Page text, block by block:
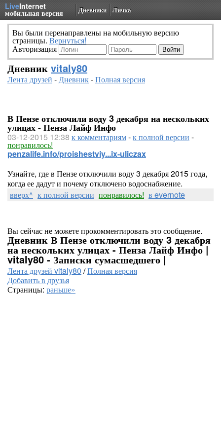
LiveInternet
мобильная версия Дневники Личка
Вы были перенаправлены на мобильную версию
страницы. Вернуться!
Авторизация
Дневник vitaly80
Лента друзей -Дневник-Полная версия
В Пензе отключили воду 3 декабря на нескольких
улицах - Пенза Лайф Инфо
03-12-2015 12:38 к комментариям-к полной версии -
понравилось!
penzalife.info/proishestviy...ix-uliczax
Узнайте, где в Пензе отключили воду 3 декабря 2015 года,
когда ее дадут и почему отключено водоснабжение.
вверх^ к полной версии понравилось! в evernote
Вы сейчас не можете прокомментировать это сообщение.
Дневник В Пензе отключили воду 3 декабря
на нескольких улицах - Пенза Лайф Инфо |
vitaly80 - Записки сумасшедшего |
Лента друзей vitaly80 /Полная версия
Добавить в друзья
Страницы: раньше»